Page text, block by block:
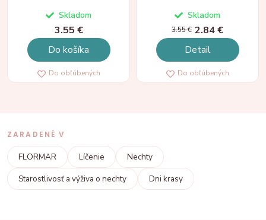
Skladom
3.55 €
Do košíka
Do obľúbených
Skladom
3.55 € 2.84 €
Detail
Do obľúbených
ZARADENÉ V
FLORMAR Líčenie
Nechty
Starostlivosť a výživa o nechty
Dni krasy